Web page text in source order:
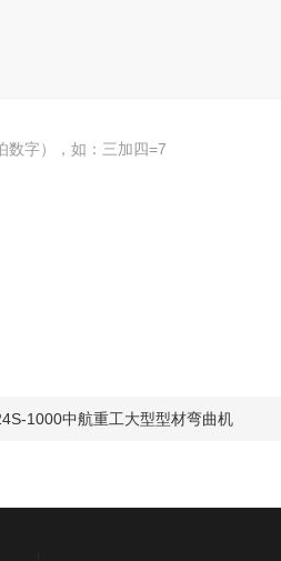
数字），如：三加四=7
1000中航重工大型型材弯曲机